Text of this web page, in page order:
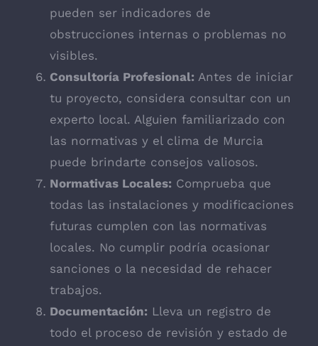
pueden ser indicadores de
obstrucciones internas o problemas no
visibles.
Consultoría Profesional: Antes de iniciar
tu proyecto, considera consultar con un
experto local. Alguien familiarizado con
las normativas y el clima de Murcia
puede brindarte consejos valiosos.
Normativas Locales: Comprueba que
todas las instalaciones y modificaciones
futuras cumplen con las normativas
locales. No cumplir podría ocasionar
sanciones o la necesidad de rehacer
trabajos.
Documentación: Lleva un registro de
todo el proceso de revisión y estado de